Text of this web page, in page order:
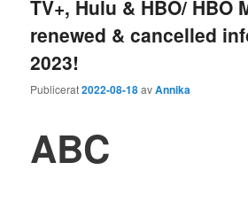
TV+, Hulu & HBO/ HBO
renewed & cancelled
2023!
Publicerat2022-08-18avAnnika
ABC